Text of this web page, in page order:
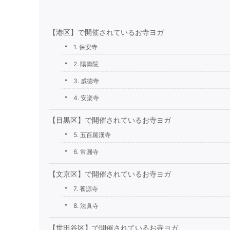
【港区】で開催されているお寺ヨガ
1. 保安寺
2. 陽壽院
3. 威徳寺
4. 安楽寺
【目黒区】で開催されているお寺ヨガ
5. 五百羅漢寺
6. 常圓寺
【文京区】で開催されているお寺ヨガ
7. 養源寺
8. 法眞寺
【世田谷区】で開催されているお寺ヨガ